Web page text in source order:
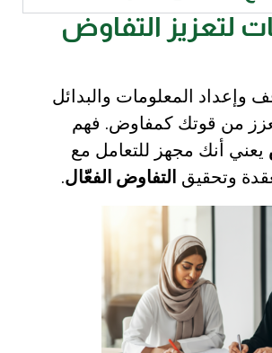
لتعزيز التفاوض
وإعداد المعلومات والبدائل
من قوتك كمفاوض. فهم
يعني أنك مجهز للتعامل مع
وتحقيق التفاوض الفعّال.